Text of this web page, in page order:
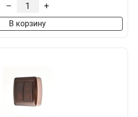
– +
В корзину